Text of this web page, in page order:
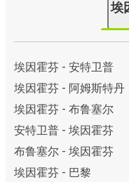
埃
埃因霍芬 - 安特卫普
埃因霍芬 - 阿姆斯特丹
埃因霍芬 - 布鲁塞尔
安特卫普 - 埃因霍芬
布鲁塞尔 - 埃因霍芬
埃因霍芬 - 巴黎